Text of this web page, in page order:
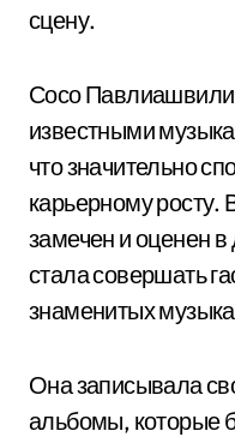
сцену.
Сосо Павлиашвили
известными
что значительно
карьерному росту.
замечен и оценен в
стала совершать
знаменитых
Она записывала
альбомы, которые